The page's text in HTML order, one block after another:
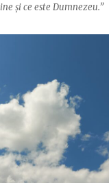
și ce este Dumnezeu.”